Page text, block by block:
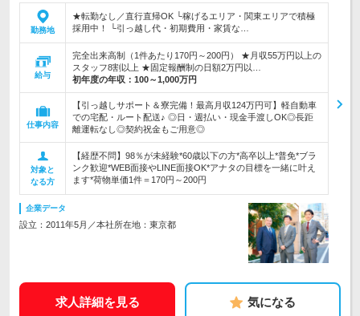
勤務地
★転勤なし／直行直帰OK └稼げるエリア・関東エリアで積極
採用中！ └引っ越し代・初期費用・家賃な…
給与
完全出来高制（1件あたり170円～200円） ★月収55万円以上の
スタッフ8割以上 ★固定報酬制の日額2万円以…
初年度の年収： 100～1,000万円
仕事内容
【引っ越しサポート＆寮完備！最高月収124万円可】軽自動車
での宅配・ルート配送♪ ◎日・週払い・現金手渡しOK◎長距
離運転なし◎契約祝金もご用意◎
対象と
なる方
【経歴不問】98％が未経験*60歳以下の方*高卒以上*普免*ブラ
ンク歓迎*WEB面接やLINE面接OK*アナタの目標を一緒に叶え
ます*荷物単価1件＝170円～200円
企業データ
設立：2011年5月／本社所在地：東京都
求人詳細を見る 気になる